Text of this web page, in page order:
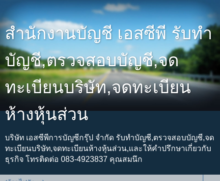
สำนักงานบัญชี เอสซีพี รับทำ
บัญชี,ตรวจสอบบัญชี,จด
ทะเบียนบริษัท,จดทะเบียน
ห้างหุ้นส่วน
บริษัท เอสซีพีการบัญชีกรุ๊ป จำกัด รับทำบัญชี,ตรวจสอบบัญชี,จด
ทะเบียนบริษัท,จดทะเบียนห้างหุ้นส่วน,และให้คำปรึกษาเกี่ยวกับ
ธุรกิจ โทรติดต่อ 083-4923837 คุณสมนึก